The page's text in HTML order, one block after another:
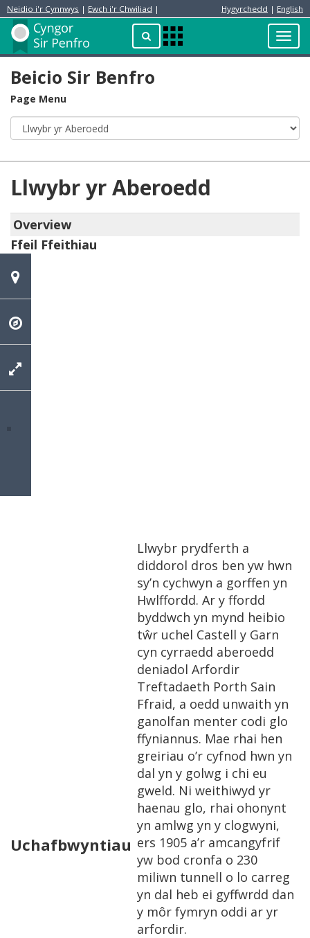
Neidio i'r Cynnwys | Ewch i'r Chwiliad | Hygyrchedd | English
ChwilioApps
Menu
Preswylydd
Beicio Sir Benfro
Page Menu
Llwybr yr Aberoedd
Overview
Ffeil Ffeithiau
Uchafbwyntiau
Llwybr prydferth a
diddorol dros ben yw hwn
sy’n cychwyn a gorffen yn
Hwlffordd. Ar y ffordd
byddwch yn mynd heibio
tŵr uchel Castell y Garn
cyn cyrraedd aberoedd
deniadol Arfordir
Treftadaeth Porth Sain
Ffraid, a oedd unwaith yn
ganolfan menter codi glo
ffyniannus. Mae rhai hen
greiriau o’r cyfnod hwn yn
dal yn y golwg i chi eu
gweld. Ni weithiwyd yr
haenau glo, rhai ohonynt
yn amlwg yn y clogwyni,
ers 1905 a’r amcangyfrif
yw bod cronfa o 230
miliwn tunnell o lo carreg
yn dal heb ei gyffwrdd dan
y môr fymryn oddi ar yr
arfordir.